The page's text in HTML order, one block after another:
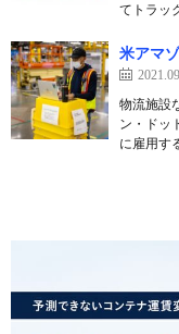
てトラッ
米アマ
物流施設
ン・ドッ
に雇用す